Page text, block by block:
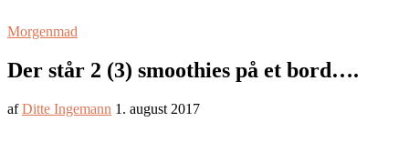
Morgenmad
Der står 2 (3) smoothies på et bord….
afDitte Ingemann 1. august 2017